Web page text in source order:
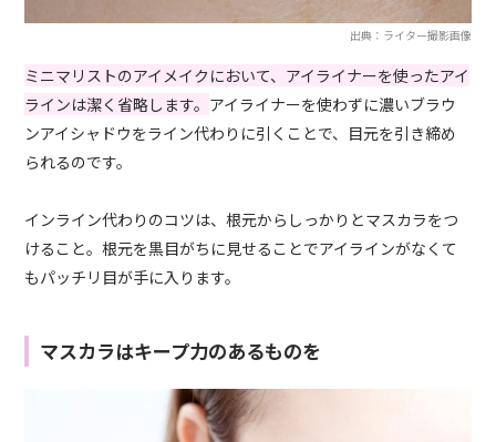
出典：ライター撮影画像
ミニマリストのアイメイクにおいて、アイライナーを使ったアイ
ラインは潔く省略します。 アイライナーを使わずに濃いブラウ
ンアイシャドウをライン代わりに引くことで、目元を引き締め
られるのです。
インライン代わりのコツは、根元からしっかりとマスカラをつ
けること。根元を黒目がちに見せることでアイラインがなくて
もパッチリ目が手に入ります。
マスカラはキープ力のあるものを